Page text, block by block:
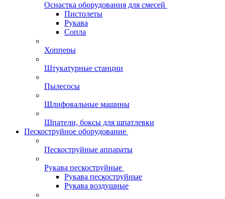
Оснастка оборудования для смесей
Пистолеты
Рукава
Сопла
Хопперы
Штукатурные станции
Пылесосы
Шлифовальные машины
Шпатели, боксы для шпатлевки
Пескоструйное оборудование
Пескоструйные аппараты
Рукава пескоструйные
Рукава пескоструйные
Рукава воздушные